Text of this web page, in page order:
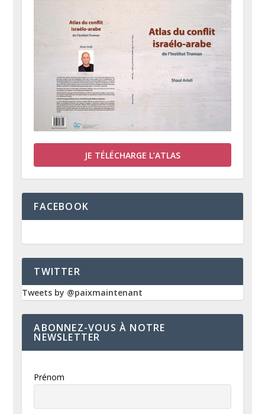
JE TÉLÉCHARGE L’ATLAS
FACEBOOK
TWITTER
Tweets by @paixmaintenant
ABONNEZ-VOUS À NOTRE
NEWSLETTER
Prénom